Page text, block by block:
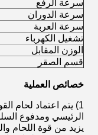
سرعة الرفع
سرعة الدوران
سرعة العربة
تشغيل الكهرباء
الوزن المقابل
قسم الصقر
خصائص العملية
1) يتم اعتماد لحام
الرئيسي ومدفوع
يزيد من قوة اللحام